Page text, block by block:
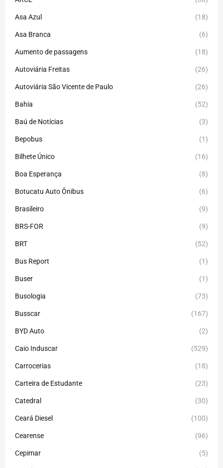
Asa Azul (18)
Asa Branca (6)
Aumento de passagens (18)
Autoviária Freitas (26)
Autoviária São Vicente de Paulo (26)
Bahia (52)
Baú de Notícias (3)
Bepobus (1)
Bilhete Único (16)
Boa Esperança (8)
Botucatu Auto Ônibus (6)
Brasileiro (9)
BRS-FOR (9)
BRT (52)
Bus Report (1)
Buser (1)
Busologia (73)
Busscar (167)
BYD Auto (2)
Caio Induscar (529)
Carrocerias (18)
Carteira de Estudante (23)
Catedral (30)
Ceará Diesel (100)
Cearense (96)
Cepimar (5)